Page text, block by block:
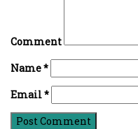
Comment
Name*
Email*